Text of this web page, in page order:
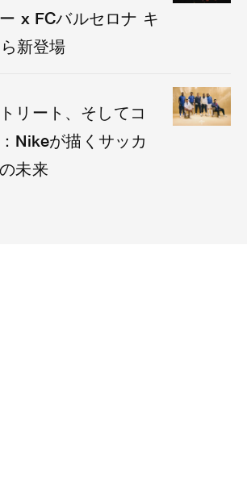
x FCバルセロナ キ
新登場
リート、そしてコ
Nikeが描くサッカ
未来